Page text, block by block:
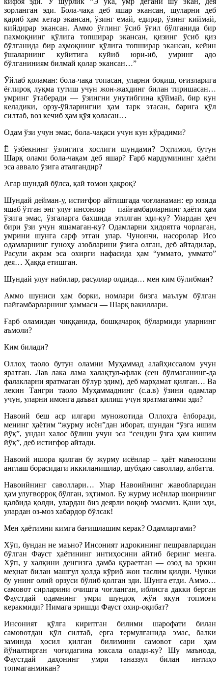
зорланган эди. Бола-чақа деб яшар экансан, шуларни деб
қариб ҳам кетар экансан, ўзинг емай, едирар, ўзинг киймай,
кийдирар экансан. Аммо ўғлинг ўсиб ўғил бўлганида бир
пахмоқнинг қўлига топширар экансан, қизинг ўсиб қиз
бўлганида бир аҳмоқнинг қўлига топширар экансан, кейин
ўшаларнинг куйитига куйиб юри-иб, умринг адо
бўлганиниям билмай қолар экансан…”
Ўйлаб қоламан: бола-чақа топасан, уларни боқиш, оғизларига
ёғлироқ луқма тутиш учун жон-жахдинг билан тиришасан…
умринг ўтаберади — ўзингни унутибгина қўймай, бир кун
келадики, орзу-ўйларингни ҳам тарк этасан, барига қўл
силтаб, воз кечиб ҳам қўя қоласан…
Одам ўзи учун эмас, бола-чақаси учун кун кўрадими?
Ё ўзбекнинг ўзлигига хослиги шундами? Эҳтимол, бутун
Шарқ олами бола-чақам деб яшар? Ғарб мардумининг ҳаёти
эса аввало ўзига аталгандир?
Агар шундай бўлса, қай томон ҳақроқ?
Шундай дейман-у, истиғфор айтишгада чоғланаман: ер юзида
яшаб ўтган энг улуғ инсонлар — пайғамбарларнинг ҳаёти ҳам
ўзига эмас, ўзгаларга бахшида этилган эди-ку? Улардан ҳеч
бири ўзи учун яшамаган-ку? Одамларни ҳидоятга чорлаган,
умрини шунга сарф этган улар. Чунончи, насоролар Исо
одамларнинг гуноҳу азобларини ўзига олган, деб айтадилар,
Расули акрам эса охирги нафасида ҳам “уммато, уммато”
дея… Ҳаққа етишган.
Шундай улуғ набилар, расуллар олдида… мен ким бўлибман?
Аммо шуниси ҳам борки, номлари бизга маълум бўлган
пайғамбарларнинг ҳаммаси — Шарқ вакиллари.
Ғарб оламидан чиққанида, бошқачароқ бўлармиди уларнинг
аъмоли?
Ким билади?
Оллоҳ таоло бутун оламни Муҳаммад алайҳиссалом учун
яратган. Лав лака лама халақтул-афлак (сен бўлмаганинг-да
фалакларни яратмаган бўлур эдим), деб марҳамат қилган… Ва
лекин Тангри таоло Муҳаммаднинг (с.а.в) ўзини одамлар
учун, уларни имонга даъват қилиш учун яратмаганми эди?
Навоий беш аср илгари муножотида Оллоҳга ёлборади,
менинг ҳаётим “журму исён”дан иборат, шундан “ўзга ишим
йўқ”, ундан халос бўлиш учун эса “сендин ўзга ҳам кишим
йўқ”, деб истиғфор айтади.
Навоий ишора қилган бу журму исёнлар – ҳаёт маъносини
англаш борасидаги иккиланишлар, шубҳаю саволлар, албатта.
Навоийнинг саволлари… Улар Навоийнинг жавобларидан
ҳам улуғворроқ бўлган, эҳтимол. Бу журму исёнлар шоирнинг
қалбида қолди, улардан биз деярли воқиф эмасмиз. Қани эди,
улардан оз-моз хабардор бўлсак!
Мен ҳаётимни кимга бағишлашим керак? Одамларгами?
Хўп, бундан не маъно? Инсоният идрокининг пешравларидан
бўлган Фауст ҳаётининг интиҳосини айтиб беринг менга.
Хўп, у халқини денгизга дамба қураетган — озод ва эркин
меҳнат билан машғул ҳолда кўриб жон таслим қилди. Чунки
бу унинг олий орзуси бўлиб қолган эди. Шунга етди. Аммо…
самовот сирларини очишга чоғланган, иблисга дакки берган
Фаустдай одамнинг умри шундоқ жўн якун топмоғи
керакмиди? Нимага эришди Фауст охир-оқибат?
Инсоният қўлга киритган билими шарофати билан
самовотдан қўл силтаб, ерга термулганида эмас, балки
заминда ҳосил қилган билимини самовот сари ҳам
йўналтирган чоғидагина юксала олади-ку? Шу маънода,
Фаустдай даҳонинг умри таназзул билан интиҳо
топмаганмикан?